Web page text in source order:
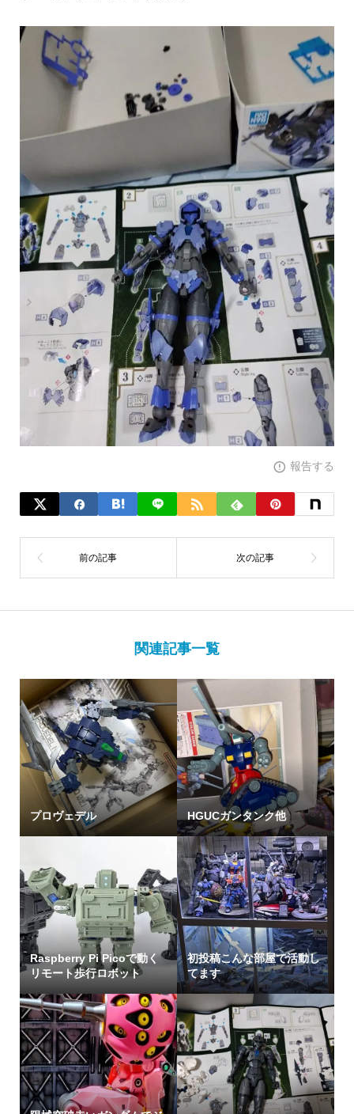
報告する
関連記事一覧
プロヴェデル HGUCガンタンク他
Raspberry Pi Picoで動く
リモート歩行ロボット
初投稿こんな部屋で活動し
てます